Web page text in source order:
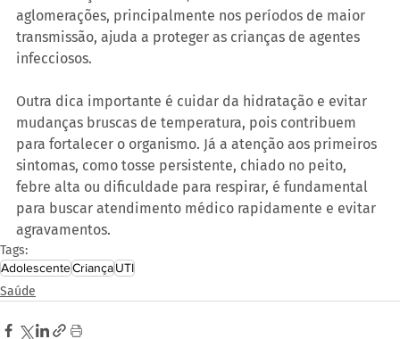
aglomerações, principalmente nos períodos de maior
transmissão, ajuda a proteger as crianças de agentes
infecciosos.
Outra dica importante é cuidar da hidratação e evitar
mudanças bruscas de temperatura, pois contribuem
para fortalecer o organismo. Já a atenção aos primeiros
sintomas, como tosse persistente, chiado no peito,
febre alta ou dificuldade para respirar, é fundamental
para buscar atendimento médico rapidamente e evitar
agravamentos.
Tags:
AdolescenteCriançaUTI
Saúde